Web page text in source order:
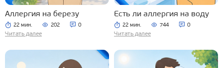
Аллергия на березу
22 мин. 202 0
Читать далее
Есть ли аллергия на воду
22 мин. 744 0
Читать далее